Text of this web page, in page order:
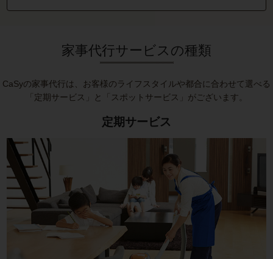
家事代行サービスの種類
CaSyの家事代行は、お客様のライフスタイルや都合に合わせて選べる
「定期サービス」と「スポットサービス」がございます。
定期サービス